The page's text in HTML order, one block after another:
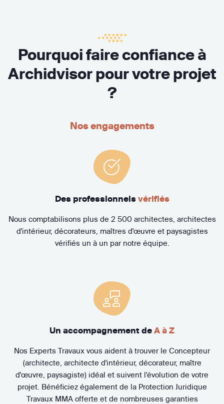
Pourquoi faire confiance à
Archidvisor pour votre projet
?
Nos engagements
Des professionnels vérifiés
Nous comptabilisons plus de 2 500 architectes, architectes
d'intérieur, décorateurs, maîtres d'œuvre et paysagistes
vérifiés un à un par notre équipe.
Un accompagnement de A à Z
Nos Experts Travaux vous aident à trouver le Concepteur
(architecte, architecte d'intérieur, décorateur, maître
d'œuvre, paysagiste) idéal et suivent l'évolution de votre
projet. Bénéficiez également de la Protection Juridique
Travaux MMA offerte et de nombreuses garanties